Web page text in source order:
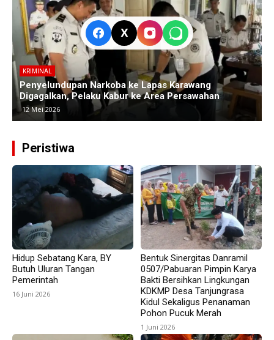
KRIMINAL
Polres Subang Ungkap Kasus Curas Sadis di Ciasem,
Pelaku Bacok Korban hingga Luka Parah
30 April 2026
Peristiwa
Hidup Sebatang Kara, BY
Butuh Uluran Tangan
Pemerintah
16 Juni 2026
Bentuk Sinergitas Danramil
0507/Pabuaran Pimpin Karya
Bakti Bersihkan Lingkungan
KDKMP Desa Tanjungrasa
Kidul Sekaligus Penanaman
Pohon Pucuk Merah
1 Juni 2026
X